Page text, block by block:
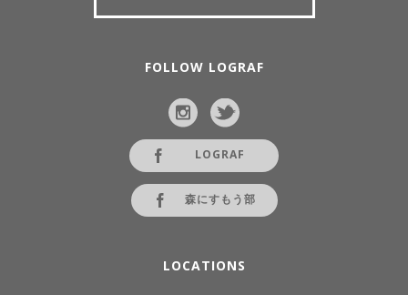
FOLLOW LOGRAF
LOGRAF
森にすもう部
LOCATIONS